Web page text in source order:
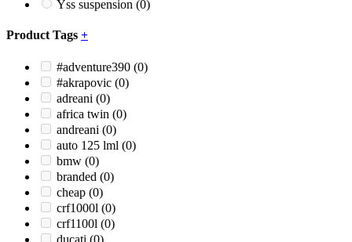
Yss suspension (0)
Product Tags +
#adventure390 (0)
#akrapovic (0)
adreani (0)
africa twin (0)
andreani (0)
auto 125 lml (0)
bmw (0)
branded (0)
cheap (0)
crf1000l (0)
crf1100l (0)